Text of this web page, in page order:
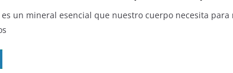
es un mineral esencial que nuestro cuerpo necesita